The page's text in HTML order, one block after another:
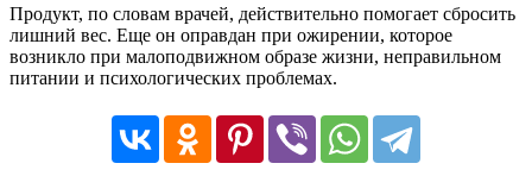
Продукт, по словам врачей, действительно помогает сбросить
лишний вес. Еще он оправдан при ожирении, которое
возникло при малоподвижном образе жизни, неправильном
питании и психологических проблемах.